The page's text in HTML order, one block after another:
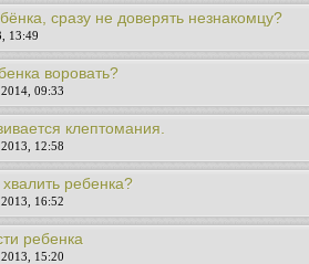
сразу не доверять незнакомцу?
13:49
воровать?
09:33
клептомания.
12:58
ребенка?
16:52
ребенка
15:20